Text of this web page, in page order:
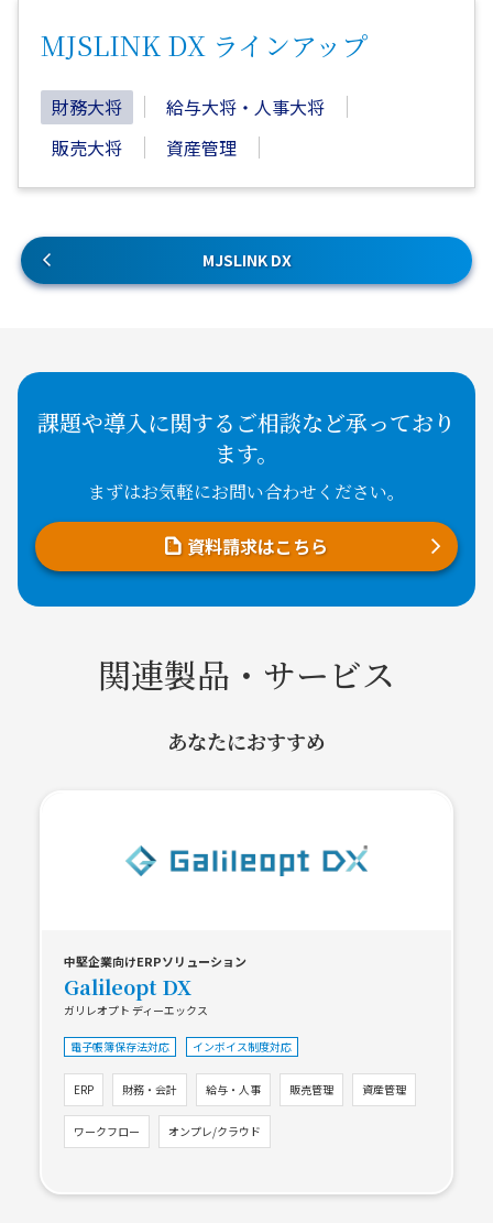
MJSLINK DX ラインアップ
財務大将
給与大将・人事大将
販売大将
資産管理
MJSLINK DX
課題や導入に関するご相談など承っており
ます。
まずはお気軽にお問い合わせください。
資料請求はこちら
関連製品・サービス
あなたにおすすめ
中堅企業向けERPソリューション
Galileopt DX
ガリレオプト ディーエックス
電子帳簿保存法対応 インボイス制度対応
ERP 財務・会計 給与・人事 販売管理 資産管理
ワークフロー オンプレ/クラウド